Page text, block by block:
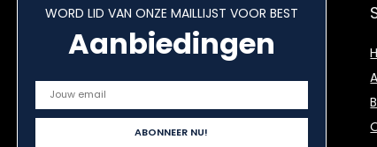
WORD LID VAN ONZE MAILLIJST VOOR BEST
Aanbiedingen